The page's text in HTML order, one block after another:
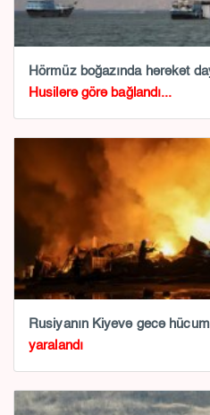
Hörmüz boğazında hərəkət
Husilərə görə bağlandı...
Rusiyanın Kiyevə gecə
yaralandı